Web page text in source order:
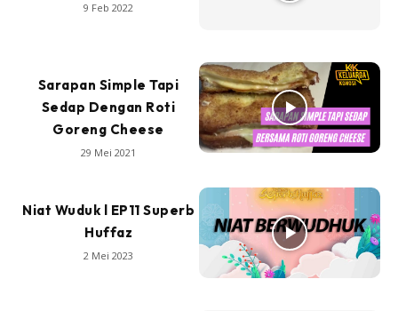
9 Feb 2022
Sarapan Simple Tapi
Sedap Dengan Roti
Goreng Cheese
29 Mei 2021
Niat Wuduk l EP11 Superb
Huffaz
2 Mei 2023